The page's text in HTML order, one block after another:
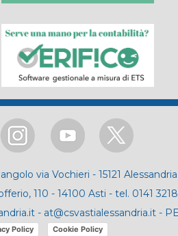
via Vochieri - 15121
110 - 14100 Asti - tel. 0141
- at@csvastialessandria.it -
Policy Cookie Policy